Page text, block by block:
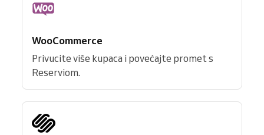
WooCommerce
Privucite više kupaca i povećajte promet s
Reserviom.